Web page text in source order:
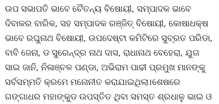
ଉପ ସଭାପତି ଭାବେ ଚୈତନ୍ୟ ବିଷୋୟୀ, ସମ୍ପାଦକ ଭାବେ
ଦିବାକର ବାରିକ, ସହ ସମ୍ପାଦକ ରଞ୍ଜିତ୍ ବିଷୋୟୀ, କୋଷାଧକ୍ଷ
ଭାବେ ରଘୁନାଥ ବିଷୋୟୀ, ଉପଦେଷ୍ଟା କମିଟିରେ ସୁବ୍ରତ ପରିଡା,
ବାବି ଜେନା, ଡ ସୁରେନ୍ଦ୍ର ନାଥ ଦାସ, ରାଧାନାଥ ବେହେରା, ଯୁଗ
ସାଇ ଜାନି, ନିଳାଞ୍ଚଳ ପଣ୍ଡା, ଅଭିରାମ ପାଢୀ ପ୍ରମୁଖ ମାନଙ୍କୁ
ସର୍ବସମ୍ମତି କ୍ରମେ ମନୋନୀତ କରାଯାଇଥିଲା।ଶେଷରେ
ଗଙ୍ଗାଧର ମହାଙ୍କୁଡ ଉପସ୍ତିତ ଥିବା ସମସ୍ତ ଶ୍ରଧାଳୁ ଭାଇ ଓ